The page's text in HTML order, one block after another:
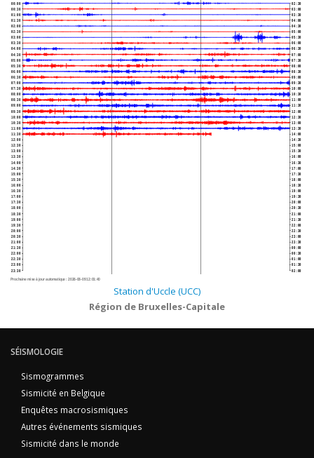
00:00
00:30
01:00
01:30
02:00
02:30
03:00
03:30
04:00
04:30
05:00
05:30
06:00
06:30
07:00
07:30
08:00
08:30
09:00
09:30
10:00
10:30
11:00
11:30
12:00
12:30
13:00
13:30
14:00
14:30
15:00
15:30
16:00
16:30
17:00
17:30
18:00
18:30
19:00
19:30
20:00
20:30
21:00
21:30
22:00
22:30
23:00
23:30
02:30
03:00
03:30
04:00
04:30
05:00
05:30
06:00
06:30
07:00
07:30
08:00
08:30
09:00
09:30
10:00
10:30
11:00
11:30
12:00
12:30
13:00
13:30
14:00
14:30
15:00
15:30
16:00
16:30
17:00
17:30
18:00
18:30
19:00
19:30
20:00
20:30
21:00
21:30
22:00
22:30
23:00
23:30
00:00
00:30
01:00
01:30
02:00
Prochaine mise à jour automatique :2026-08-09 12:01:40
Station d'Uccle (UCC)
Région de Bruxelles-Capitale
SÉISMOLOGIE
Sismogrammes
Sismicité en Belgique
Enquêtes macrosismiques
Autres événements sismiques
Sismicité dans le monde